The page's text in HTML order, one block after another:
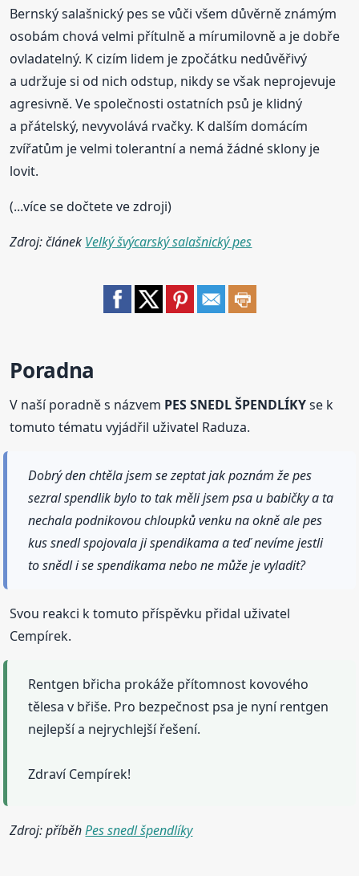
Bernský salašnický pes se vůči všem důvěrně známým
osobám chová velmi přítulně a mírumilovně a je dobře
ovladatelný. K cizím lidem je zpočátku nedůvěřivý
a udržuje si od nich odstup, nikdy se však neprojevuje
agresivně. Ve společnosti ostatních psů je klidný
a přátelský, nevyvolává rvačky. K dalším domácím
zvířatům je velmi tolerantní a nemá žádné sklony je
lovit.
(...více se dočtete ve zdroji)
Zdroj: článek Velký švýcarský salašnický pes
Poradna
V naší poradně s názvem PES SNEDL ŠPENDLÍKYse k
tomuto tématu vyjádřil uživatel Raduza.
Dobrý den chtěla jsem se zeptat jak poznám že pes
sezral spendlik bylo to tak měli jsem psa u babičky a ta
nechala podnikovou chloupků venku na okně ale pes
kus snedl spojovala ji spendikama a teď nevíme jestli
to snědl i se spendikama nebo ne může je vyladit?
Svou reakci k tomuto příspěvku přidal uživatel
Cempírek.
Rentgen břicha prokáže přítomnost kovového
tělesa v břiše. Pro bezpečnost psa je nyní rentgen
nejlepší a nejrychlejší řešení.
Zdraví Cempírek!
Zdroj: příběhPes snedl špendlíky